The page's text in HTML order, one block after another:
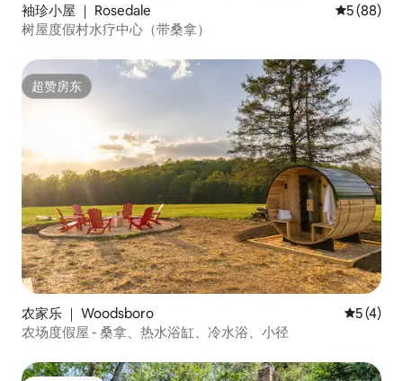
袖珍小屋 ｜ Rosedale 平均评分
5 (88)
树屋度假村水疗中心（带桑拿）
超赞房东
超赞房东
农家乐 ｜ Woodsboro 平均评分
5 (4)
农场度假屋 - 桑拿、热水浴缸、冷水浴、小径